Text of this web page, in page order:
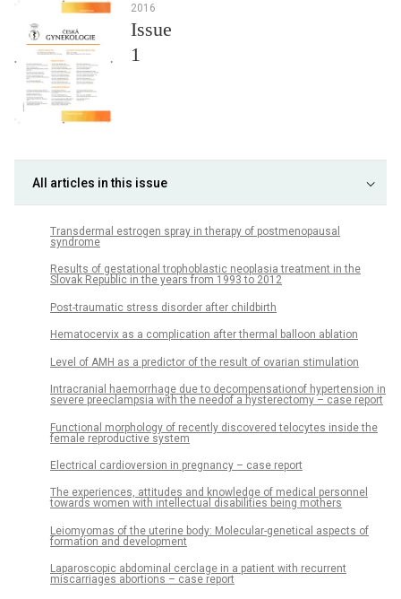
2016
Issue
1
All articles in this issue
Transdermal estrogen spray in therapy of postmenopausal
syndrome
Results of gestational trophoblastic neoplasia treatment in the
Slovak Republic in the years from 1993 to 2012
Post-traumatic stress disorder after childbirth
Hematocervix as a complication after thermal balloon ablation
Level of AMH as a predictor of the result of ovarian stimulation
Intracranial haemorrhage due to decompensationof hypertension in
severe preeclampsia with the needof a hysterectomy – case report
Functional morphology of recently discovered telocytes inside the
female reproductive system
Electrical cardioversion in pregnancy – case report
The experiences, attitudes and knowledge of medical personnel
towards women with intellectual disabilities being mothers
Leiomyomas of the uterine body: Molecular-genetical aspects of
formation and development
Laparoscopic abdominal cerclage in a patient with recurrent
miscarriages abortions – case report